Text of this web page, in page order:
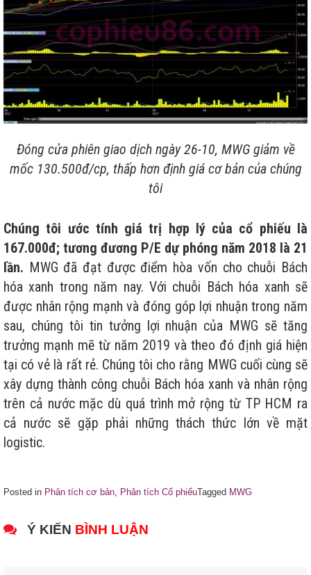
Đóng cửa phiên giao dịch ngày 26-10, MWG giảm về
mốc 130.500đ/cp, thấp hơn định giá cơ bản của chúng
tôi
Chúng tôi ước tính giá trị hợp lý của cổ phiếu là
167.000đ; tương đương P/E dự phóng năm 2018 là 21
lần. MWG đã đạt được điểm hòa vốn cho chuỗi Bách
hóa xanh trong năm nay. Với chuỗi Bách hóa xanh sẽ
được nhân rộng mạnh và đóng góp lợi nhuận trong năm
sau, chúng tôi tin tưởng lợi nhuận của MWG sẽ tăng
trưởng mạnh mẽ từ năm 2019 và theo đó định giá hiện
tại có vẻ là rất rẻ. Chúng tôi cho rằng MWG cuối cùng sẽ
xây dựng thành công chuỗi Bách hóa xanh và nhân rộng
trên cả nước mặc dù quá trình mở rộng từ TP HCM ra
cả nước sẽ gặp phải những thách thức lớn về mặt
logistic.
Posted in Phân tích cơ bản, Phân tích Cổ phiếuTagged MWG
Ý KIẾN BÌNH LUẬN